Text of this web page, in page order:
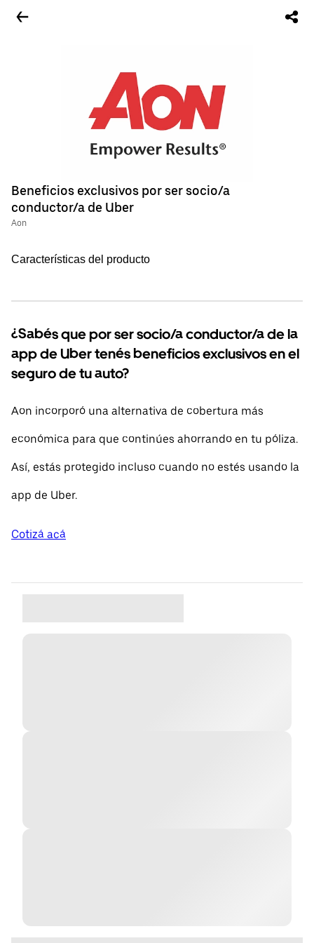
Beneficios exclusivos por ser socio/a
conductor/a de Uber
Aon
Características del producto
¿Sabés que por ser socio/a conductor/a de la
app de Uber tenés beneficios exclusivos en el
seguro de tu auto?
Aon incorporó una alternativa de cobertura más
económica para que continúes ahorrando en tu póliza.
Así, estás protegido incluso cuando no estés usando la
app de Uber.
Cotizá acá